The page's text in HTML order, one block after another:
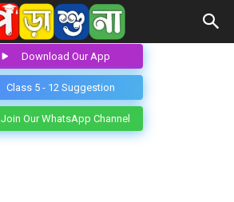
Download Our App
Class 5 - 12 Suggestion
Join Our WhatsApp Channel